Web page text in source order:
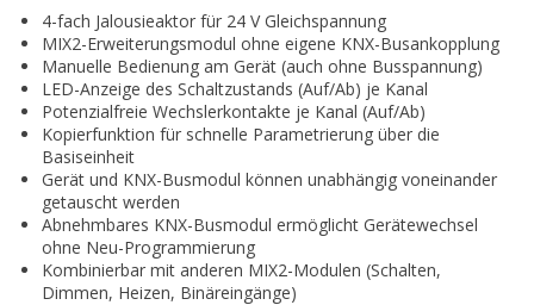
4-fach Jalousieaktor für 24 V Gleichspannung
MIX2-Erweiterungsmodul ohne eigene KNX-Busankopplung
Manuelle Bedienung am Gerät (auch ohne Busspannung)
LED-Anzeige des Schaltzustands (Auf/Ab) je Kanal
Potenzialfreie Wechslerkontakte je Kanal (Auf/Ab)
Kopierfunktion für schnelle Parametrierung über die
Basiseinheit
Gerät und KNX-Busmodul können unabhängig voneinander
getauscht werden
Abnehmbares KNX-Busmodul ermöglicht Gerätewechsel
ohne Neu-Programmierung
Kombinierbar mit anderen MIX2-Modulen (Schalten,
Dimmen, Heizen, Binäreingänge)